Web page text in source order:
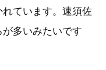
ています。速須佐
多いみたいです